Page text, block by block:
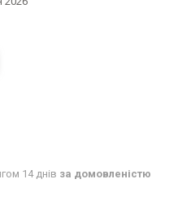
14 днів за домовленістю